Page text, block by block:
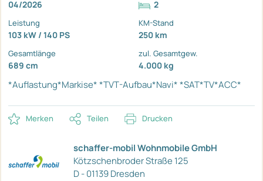
04/2026 2
Leistung
103 kW / 140 PS
KM-Stand
250 km
Gesamtlänge
689 cm
zul. Gesamtgew.
4.000 kg
*Auflastung*Markise**TVT-Aufbau*Navi**SAT*TV*ACC*
Merken Teilen Drucken
schaffer-mobil Wohnmobile GmbH
Kötzschenbroder Straße 125
D - 01139 Dresden